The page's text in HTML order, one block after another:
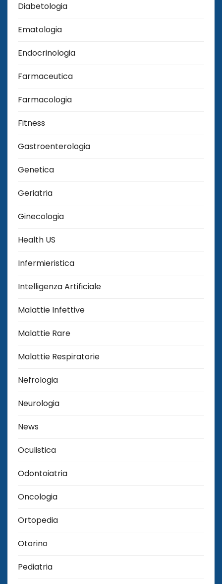
Diabetologia
Ematologia
Endocrinologia
Farmaceutica
Farmacologia
Fitness
Gastroenterologia
Genetica
Geriatria
Ginecologia
Health US
Infermieristica
Intelligenza Artificiale
Malattie Infettive
Malattie Rare
Malattie Respiratorie
Nefrologia
Neurologia
News
Oculistica
Odontoiatria
Oncologia
Ortopedia
Otorino
Pediatria